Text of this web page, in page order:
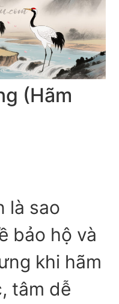
(Hãm
là sao
bảo hộ và
khi hãm
tâm dễ